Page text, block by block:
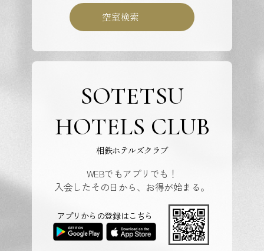
空室検索
SOTETSU
HOTELS CLUB
相鉄ホテルズクラブ
WEBでもアプリでも！
入会したその日から、お得が始まる。
アプリからの登録はこちら